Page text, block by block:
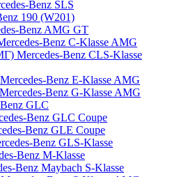
Benz SLS
190 (W201)
Benz AMG GT
Benz C-Klasse AMG
Mercedes-Benz CLS-Klasse
Mercedes-Benz E-Klasse AMG
Mercedes-Benz G-Klasse AMG
GLC
Benz GLC Coupe
Benz GLE Coupe
Benz GLS-Klasse
Benz M-Klasse
Benz Maybach S-Klasse